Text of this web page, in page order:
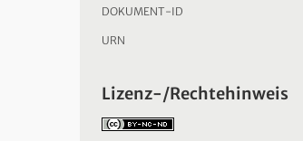
DOKUMENT-ID
URN
Lizenz-/Rechtehinweis